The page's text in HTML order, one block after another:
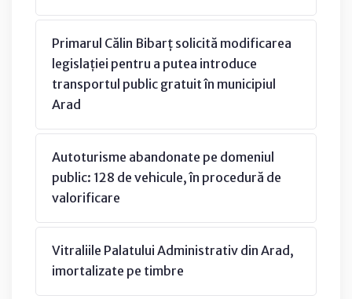
Primarul Călin Bibarț solicită modificarea
legislației pentru a putea introduce
transportul public gratuit în municipiul
Arad
Autoturisme abandonate pe domeniul
public: 128 de vehicule, în procedură de
valorificare
Vitraliile Palatului Administrativ din Arad,
imortalizate pe timbre